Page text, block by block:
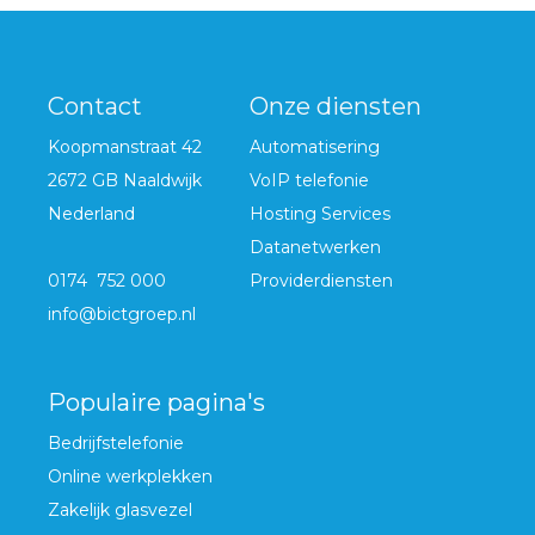
Contact
Koopmanstraat 42
2672 GB Naaldwijk
Nederland
0174 752 000
info@bictgroep.nl
Onze diensten
Automatisering
VoIP telefonie
Hosting Services
Datanetwerken
Providerdiensten
Populaire pagina's
Bedrijfstelefonie
Online werkplekken
Zakelijk glasvezel